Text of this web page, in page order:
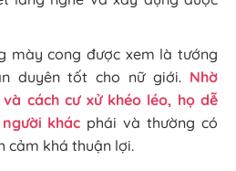
mày cong được xem là tướng
duyên tốt cho nữ giới. Nhờ
cách cư xử khéo léo, họ dễ
khác phái và thường có
cảm khá thuận lợi.